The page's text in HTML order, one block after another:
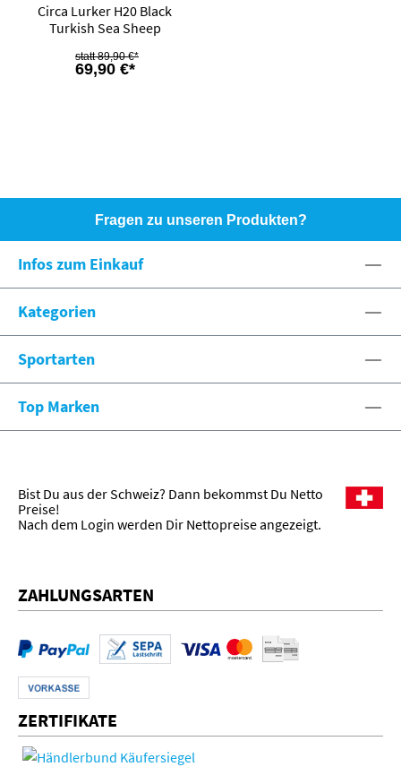
Circa Lurker H20 Black
Turkish Sea Sheep
69,90 €*
89,90 €*
Fragen zu unseren Produkten?
eshop@spexx.org
Infos zum Einkauf
Kategorien
Sportarten
Top Marken
Bist Du aus der Schweiz? Dann bekommst Du Netto
Preise!
Nach dem Login werden Dir Nettopreise angezeigt.
ZAHLUNGSARTEN
ZERTIFIKATE